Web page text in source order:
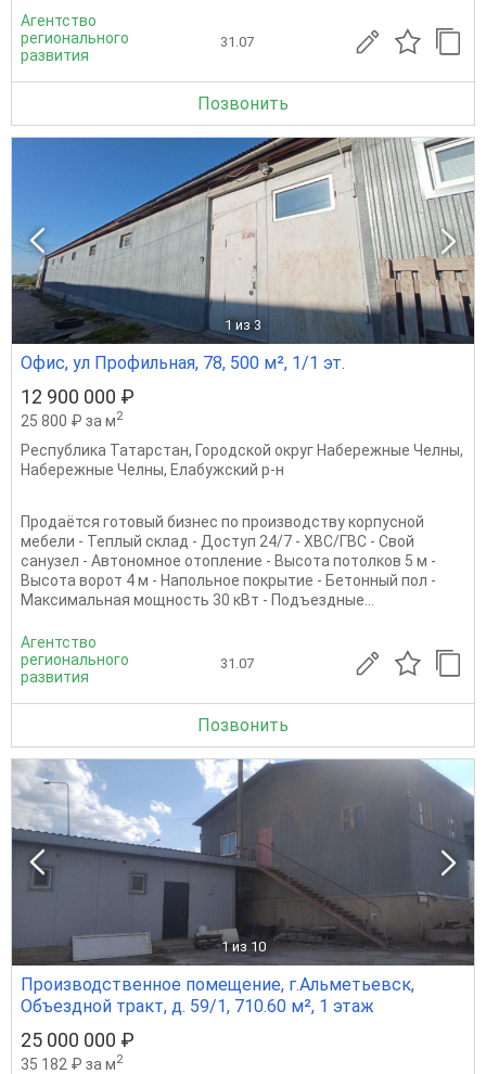
Агентство
регионального
развития
31.07
Позвонить
1 из 3
Офис, ул Профильная, 78, 500 м², 1/1 эт.
12 900 000 ₽
25 800 ₽ за м2
Республика Татарстан, Городской округ Набережные Челны,
Набережные Челны, Елабужский р-н
Продаётся готовый бизнес по производству корпусной
мебели - Теплый склад - Доступ 24/7 - ХВС/ГВС - Свой
санузел - Автономное отопление - Высота потолков 5 м -
Высота ворот 4 м - Напольное покрытие - Бетонный пол -
Максимальная мощность 30 кВт - Подъездные...
Агентство
регионального
развития
31.07
Позвонить
1 из 10
Производственное помещение, г.Альметьевск,
Объездной тракт, д. 59/1, 710.60 м², 1 этаж
25 000 000 ₽
35 182 ₽ за м2